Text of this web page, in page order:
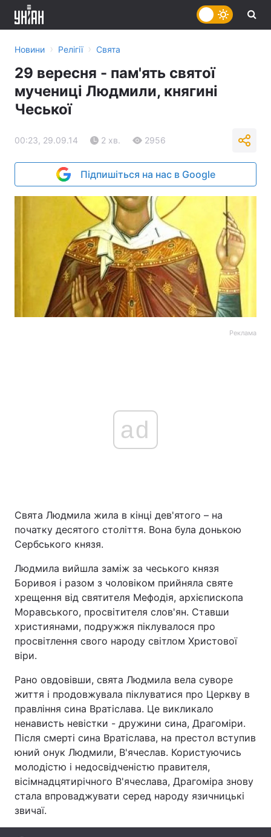
Головна Війна
Україна Політика
Економіка Світ
Техно і зв'язок Лайт
Зброя Інциденти
Здоров'я Туризм
Цікавинки Погода
Екологія
Новини › Релігії › Свята
29 вересня - пам'ять святої
мучениці Людмили, княгині
Чеської
00:23, 29.09.14 2 хв. 2956
Підпишіться на нас в Google
Реклама
ad
Свята Людмила жила в кінці дев'ятого – на
початку десятого століття. Вона була донькою
Сербського князя.
Людмила вийшла заміж за чеського князя
Боривоя і разом з чоловіком прийняла святе
хрещення від святителя Мефодія, архієпископа
Моравського, просвітителя слов'ян. Ставши
християнами, подружжя піклувалося про
просвітлення свого народу світлом Христової
віри.
Рано овдовівши, свята Людмила вела суворе
життя і продовжувала піклуватися про Церкву в
правління сина Вратіслава. Це викликало
ненависть невістки - дружини сина, Драгоміри.
Після смерті сина Вратіслава, на престол вступив
юний онук Людмили, В'ячеслав. Користуючись
молодістю і недосвідченістю правителя,
вісімнадцятирічного В'ячеслава, Драгоміра знову
стала впроваджувати серед народу язичницькі
звичаї.